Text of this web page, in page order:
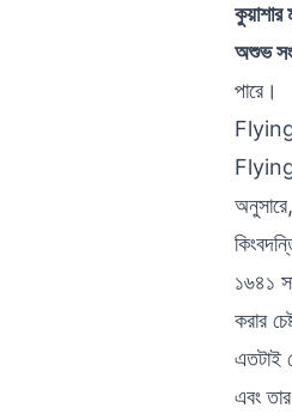
কুয়াশার
অশুভ
পারে।
Flying
১৬৪১
করার
এতটাই
এবং